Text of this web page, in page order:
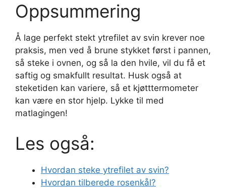
Oppsummering
Å lage perfekt stekt ytrefilet av svin krever noe
praksis, men ved å brune stykket først i pannen,
så steke i ovnen, og så la den hvile, vil du få et
saftig og smakfullt resultat. Husk også at
steketiden kan variere, så et kjøtttermometer
kan være en stor hjelp. Lykke til med
matlagingen!
Les også:
Hvordan steke ytrefilet av svin?
Hvordan tilberede rosenkål?